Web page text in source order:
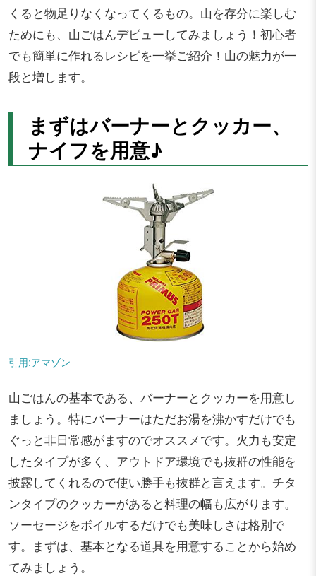
くると物足りなくなってくるもの。山を存分に楽しむ
ためにも、山ごはんデビューしてみましょう！初心者
でも簡単に作れるレシピを一挙ご紹介！山の魅力が一
段と増します。
まずはバーナーとクッカー、
ナイフを用意♪
引用:アマゾン
山ごはんの基本である、バーナーとクッカーを用意し
ましょう。特にバーナーはただお湯を沸かすだけでも
ぐっと非日常感がますのでオススメです。火力も安定
したタイプが多く、アウトドア環境でも抜群の性能を
披露してくれるので使い勝手も抜群と言えます。チタ
ンタイプのクッカーがあると料理の幅も広がります。
ソーセージをボイルするだけでも美味しさは格別で
す。まずは、基本となる道具を用意することから始め
てみましょう。